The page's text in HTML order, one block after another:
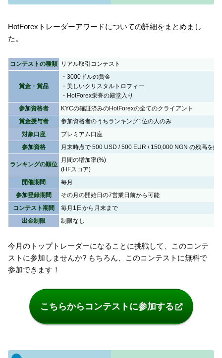
HotForexトレーダーアワードについての詳細をまとめまし
た。
コンテストの種類 リアル取引コンテスト
賞金・賞品
・3000ドルの賞金
・美しいクリスタルトロフィー
・HotForex栄誉の殿堂入り
参加資格者
KYCの確証済みのHotForexの全てのクライアント
賞金授与者
参加資格者のうちランキング1位の人のみ
対象口座
プレミアム口座
参加資格
月末時点で 500 USD / 500 EUR / 150,000 NGN の残高を維
ランキングの順位
月間の増加率(%)
(HFスコア)
開催期間
毎月
参加登録期間
その月の開始日の7営業日前から可能
コンテスト期間
毎月1日から月末まで
出金制限
制限なし
今月のトップトレーダーになることに挑戦して、このコンテ
ストに参加しませんか? もちろん、このコンテストに無料で
参加できます！
こちらからコンテストに参加する